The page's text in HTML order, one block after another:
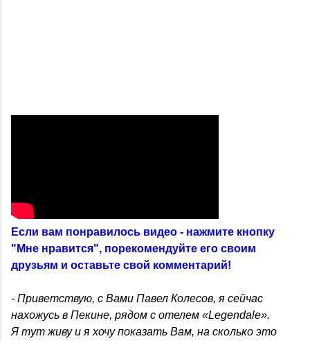
Если вам понравилось видео - нажмите кнопку
"Мне нравится", порекомендуйте его своим
друзьям и оставьте свой комментарий!
- Приветствую, с Вами Павел Колесов, я сейчас
нахожусь в Пекине, рядом с отелем «Legendale».
Я тут живу и я хочу показать Вам, на сколько это